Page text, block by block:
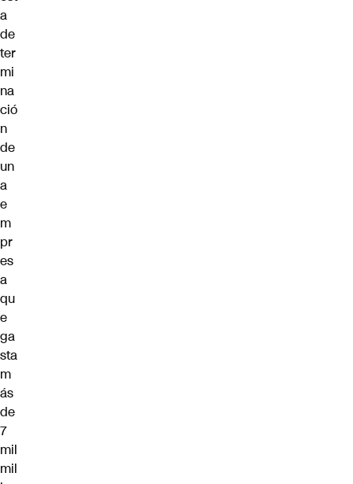
a
de
ter
mi
na
ció
n
de
un
a
e
m
pr
es
a
qu
e
ga
sta
m
ás
de
7
mil
mil